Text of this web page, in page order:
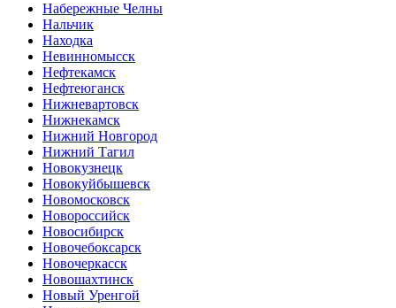
Набережные Челны
Нальчик
Находка
Невинномысск
Нефтекамск
Нефтеюганск
Нижневартовск
Нижнекамск
Нижний Новгород
Нижний Тагил
Новокузнецк
Новокуйбышевск
Новомосковск
Новороссийск
Новосибирск
Новочебоксарск
Новочеркасск
Новошахтинск
Новый Уренгой